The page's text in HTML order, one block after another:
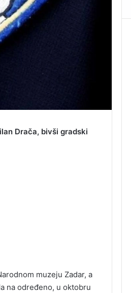
Drača, bivši gradski
muzeju Zadar, a
na određeno, u oktobru